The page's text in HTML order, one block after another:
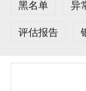
黑名单
异
评估报告